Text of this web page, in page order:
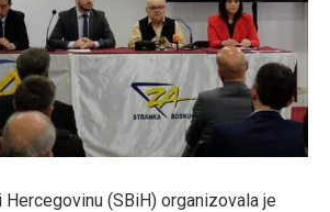
Hercegovinu (SBiH) organizovala je